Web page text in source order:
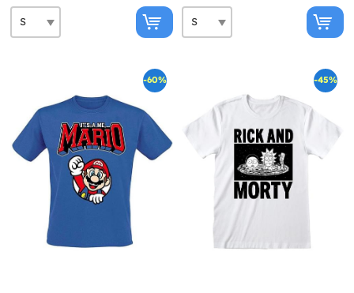
-60% -45%